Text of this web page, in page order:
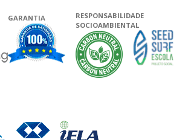
Google - Status do site no
GARANTIA
Garantia de satisfação
RESPONSABILIDADE
SOCIOAMBIENTAL
A